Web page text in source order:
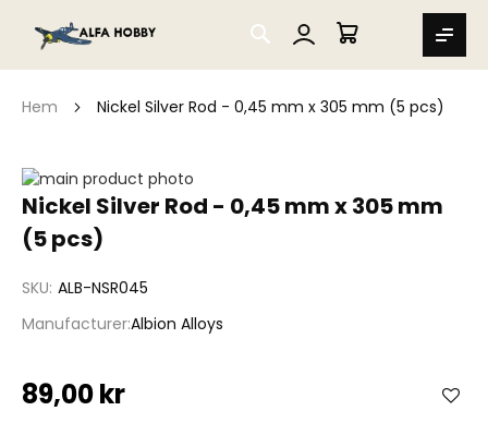
SEARCH
MIN VARUKORG
Hem Nickel Silver Rod - 0,45 mm x 305 mm (5 pcs)
Nickel Silver Rod - 0,45 mm x 305 mm
(5 pcs)
SKU ALB-NSR045
ManufacturerAlbion Alloys
89,00 kr
Hoppa
till
slutet
av
Hoppa
till
början
bildgalleriet